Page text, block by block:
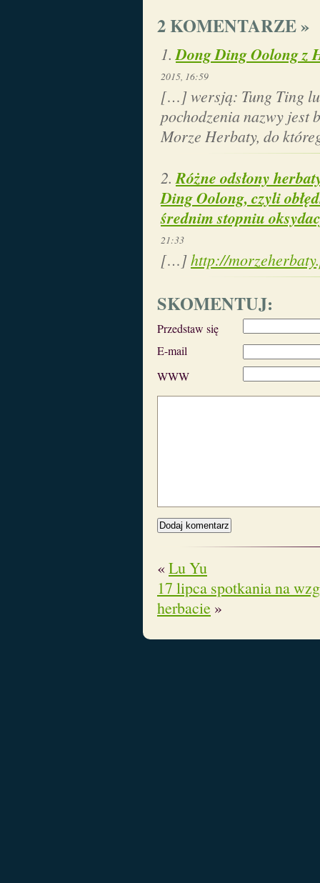
2 KOMENTARZE »
Dong Ding Oolong z
2015, 16:59
[…] wersją: Tung Ting
pochodzenia nazwy jest
Morze Herbaty, do
Różne odsłony
Ding Oolong, czyli
średnim stopniu
21:33
[…]http://
SKOMENTUJ:
Przedstaw się
E-mail
WWW
«Lu Yu
17 lipca spotkania na
herbacie »